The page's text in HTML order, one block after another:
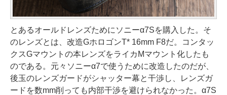
とあるオールドレンズためにソニーα7Sを購入した。そ
のレンズとは、改造GホロゴンT* 16mm F8だ。コンタッ
クスGマウントの本レンズをライカMマウント化したも
のである。元々ソニーα7で使うために改造したのだが、
後玉のレンズガードがシャッター幕と干渉し、レンズガ
ードを数mm削っても内部干渉を避けられなかった。α7S